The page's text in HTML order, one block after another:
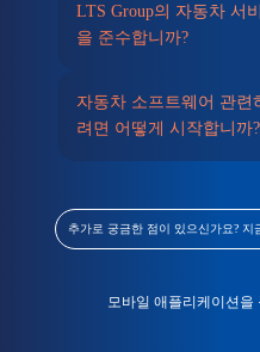
LTS Group의 자동차 서
을 준수합니까?
자동차 소프트웨어 관련
려면 어떻게 시작합니까?
추가로 궁금한 점이 있으신가요?
모바일 애플리케이션을